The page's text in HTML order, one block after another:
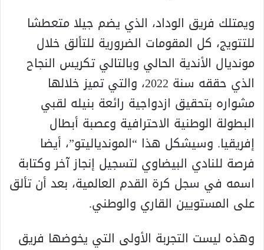
ويمتلك فريق الوداد، الذي يضم جيلا متعطشا
للتتويج، كل المقومات الضرورية للتألق خلال
مونديال الأندية الحالي وبالتالي تكريس النجاح
الذي حققه سنة 2022، والتي تميز خلالها
مشواره بتحقيق ازدواجية رائعة بنيله لقبي
البطولة الوطنية الاحترافية وعصبة أبطال
إفريقيا. وسيشكل هذا “الموندياليتو”، أيضا
فرصة للنادي البيضاوي لتسجيل إنجاز آخر وكتابة
اسمه في سجل كرة القدم العالمية، بعد أن تألق
على المستويين القاري والوطني.
وهذه ليست التجربة الأولى التي يخوضها فريق